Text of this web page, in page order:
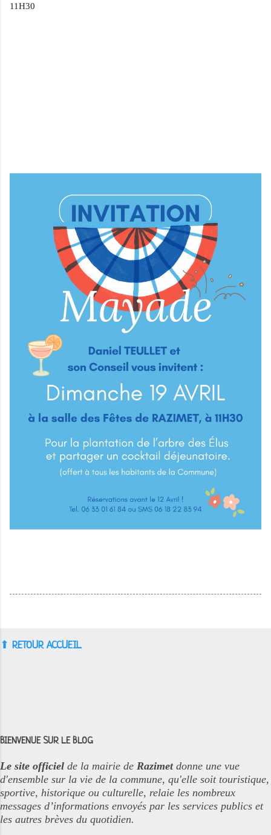
11H30
⬆︎ RETOUR ACCUEIL
BIENVENUE SUR LE BLOG
Le site officiel de la mairie de Razimetdonne une vue
d'ensemble sur la vie de la commune, qu'elle soit touristique,
sportive, historique ou culturelle, relaie les nombreux
messages d’informations envoyés par les services publics et
les autres brèves du quotidien.